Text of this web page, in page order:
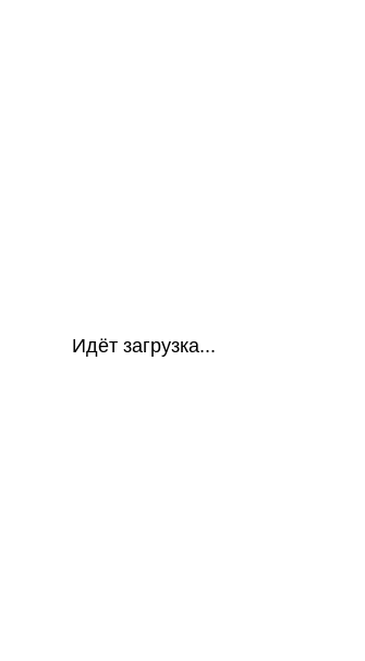
Идёт загрузка...